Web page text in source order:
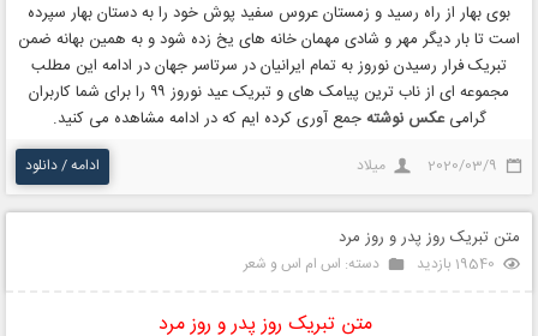
بوی بهار از راه رسید و زمستان عروس سفید پوش خود را به دستان بهار سپرده
است تا بار دیگر مهر و شادی مهمان خانه های یخ زده شود و به همین بهانه ضمن
تبریک فرار رسیدن نوروز به تمام ایرانیان در سرتاسر جهان در ادامه این مطلب
مجموعه ای از ناب ترین پیامک های و تبریک عید نوروز ۹۹ را برای شما کاربران
گرامیعکس نوشته جمع آوری کرده ایم که در ادامه مشاهده می کنید.
2020/03/9 میلاد ادامه / دانلود
متن تبریک روز پدر و روز مرد
19540 بازدید دسته: اس ام اس و شعر
متن تبریک روز پدر و روز مرد